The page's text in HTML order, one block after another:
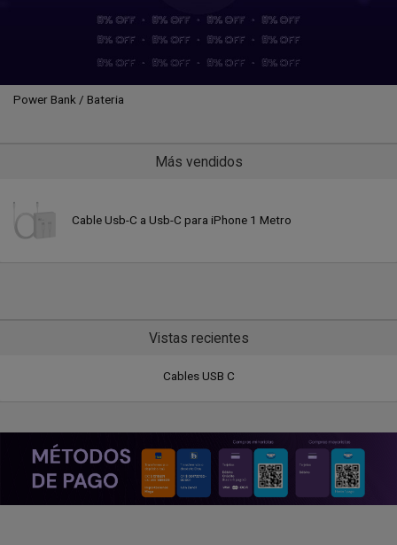
Cargadores auto
Power Bank / Bateria
Más vendidos
Cable Usb-C a Usb-C para iPhone 1 Metro
Vistas recientes
Cables USB C